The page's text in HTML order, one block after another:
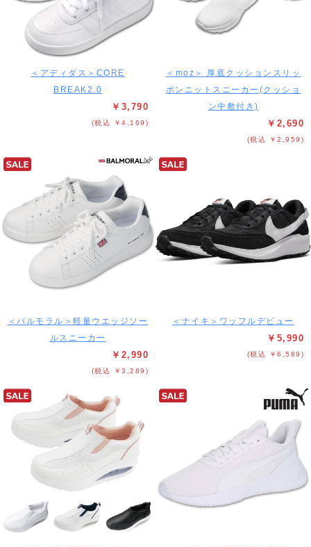
＜アディダス＞CORE
BREAK2.0
￥3,790
(税込 ￥4,169)
＜moz＞ 厚底クッションスリッ
ポンニットスニーカー(クッショ
ン中敷付き)
￥2,690
(税込 ￥2,959)
＜バルモラル＞軽量ウエッジソー
ルスニーカー
￥2,990
(税込 ￥3,289)
＜ナイキ＞ワッフルデビュー
￥5,990
(税込 ￥6,589)